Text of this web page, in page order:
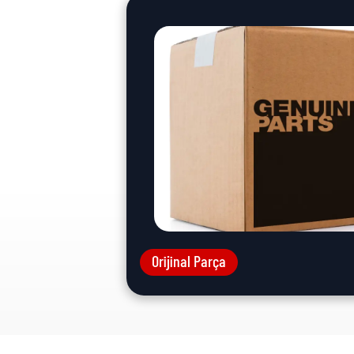
Orijinal Parça